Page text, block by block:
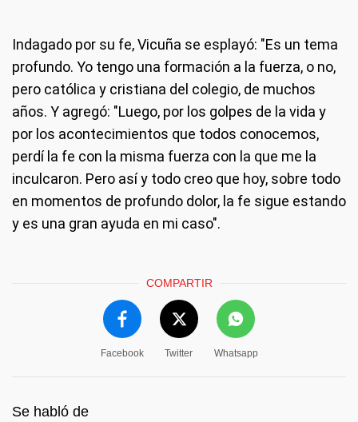
Indagado por su fe, Vicuña se esplayó: "Es un tema
profundo. Yo tengo una formación a la fuerza, o no,
pero católica y cristiana del colegio, de muchos
años. Y agregó: "Luego, por los golpes de la vida y
por los acontecimientos que todos conocemos,
perdí la fe con la misma fuerza con la que me la
inculcaron. Pero así y todo creo que hoy, sobre todo
en momentos de profundo dolor, la fe sigue estando
y es una gran ayuda en mi caso".
COMPARTIR
Facebook Twitter Whatsapp
Se habló de